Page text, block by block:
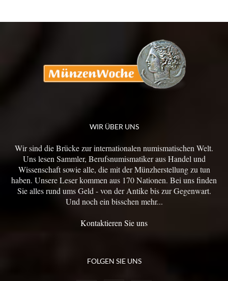
WIR ÜBER UNS
Wir sind die Brücke zur internationalen numismatischen Welt.
Uns lesen Sammler, Berufsnumismatiker aus Handel und
Wissenschaft sowie alle, die mit der Münzherstellung zu tun
haben. Unsere Leser kommen aus 170 Nationen. Bei uns finden
Sie alles rund ums Geld - von der Antike bis zur Gegenwart.
Und noch ein bisschen mehr...
Kontaktieren Sie uns
FOLGEN SIE UNS